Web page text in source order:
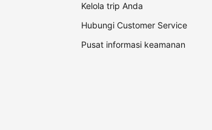
Kelola trip Anda
Hubungi Customer Service
Pusat informasi keamanan